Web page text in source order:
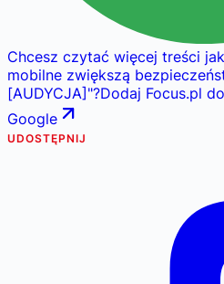
Chcesz czytać więcej treści jak
mobilne zwiększą
[AUDYCJA] "?Dodaj Focus.pl
Google
UDOSTĘPNIJ